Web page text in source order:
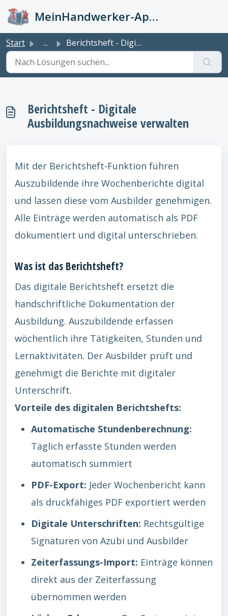
MeinHandwerker-App Info-Kiste
Start ... Berichtsheft - Digitale Ausbildungsnachweise verwalten
Berichtsheft - Digitale
Ausbildungsnachweise verwalten
Mit der Berichtsheft-Funktion führen
Auszubildende ihre Wochenberichte digital
und lassen diese vom Ausbilder genehmigen.
Alle Einträge werden automatisch als PDF
dokumentiert und digital unterschrieben.
Was ist das Berichtsheft?
Das digitale Berichtsheft ersetzt die
handschriftliche Dokumentation der
Ausbildung. Auszubildende erfassen
wöchentlich ihre Tätigkeiten, Stunden und
Lernaktivitäten. Der Ausbilder prüft und
genehmigt die Berichte mit digitaler
Unterschrift.
Vorteile des digitalen Berichtshefts:
Automatische Stundenberechnung:
Täglich erfasste Stunden werden
automatisch summiert
PDF-Export: Jeder Wochenbericht kann
als druckfähiges PDF exportiert werden
Digitale Unterschriften: Rechtsgültige
Signaturen von Azubi und Ausbilder
Zeiterfassungs-Import: Einträge können
direkt aus der Zeiterfassung
übernommen werden